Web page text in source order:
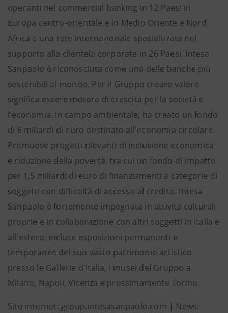
operanti nel commercial banking in 12 Paesi in
Europa centro-orientale e in Medio Oriente e Nord
Africa e una rete internazionale specializzata nel
supporto alla clientela corporate in 26 Paesi. Intesa
Sanpaolo è riconosciuta come una delle banche più
sostenibili al mondo. Per il Gruppo creare valore
significa essere motore di crescita per la società e
l'economia. In campo ambientale, ha creato un fondo
di 6 miliardi di euro destinato all'economia circolare.
Promuove progetti rilevanti di inclusione economica
e riduzione della povertà, tra cui un fondo di impatto
per 1,5 miliardi di euro di finanziamenti a categorie di
soggetti con difficoltà di accesso al credito. Intesa
Sanpaolo è fortemente impegnata in attività culturali
proprie e in collaborazione con altri soggetti in Italia e
all'estero, incluse esposizioni permanenti e
temporanee del suo vasto patrimonio artistico
presso le Gallerie d'Italia, i musei del Gruppo a
Milano, Napoli, Vicenza e prossimamente Torino.
Sito internet: group.intesasanpaolo.com | News: